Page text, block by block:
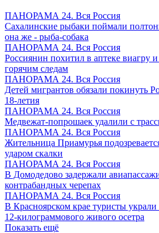
ПАНОРАМА 24. Вся Россия
Сахалинские рыбаки поймали
она же - рыба-собака
ПАНОРАМА 24. Вся Россия
Россиянин похитил в аптеке виагру
горячим следам
ПАНОРАМА 24. Вся Россия
Детей мигрантов обязали покинуть
18-летия
ПАНОРАМА 24. Вся Россия
Медвежат-попрошаек удалили с
ПАНОРАМА 24. Вся Россия
Жительница Приамурья
ударом скалки
ПАНОРАМА 24. Вся Россия
В Домодедово задержали
контрабандных черепах
ПАНОРАМА 24. Вся Россия
В Красноярском крае туристы украли
12-килограммового живого осетра
Показать ещё